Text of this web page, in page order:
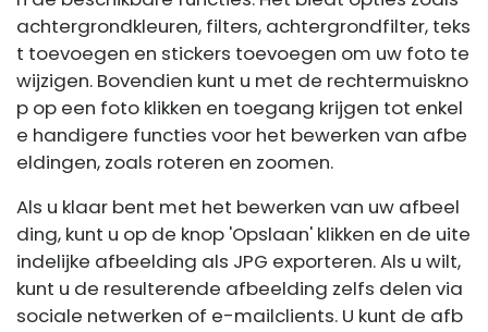
achtergrondkleuren, filters, achtergrondfilter, teks
t toevoegen en stickers toevoegen om uw foto te
wijzigen. Bovendien kunt u met de rechtermuiskno
p op een foto klikken en toegang krijgen tot enkel
e handigere functies voor het bewerken van afbe
eldingen, zoals roteren en zoomen.
Als u klaar bent met het bewerken van uw afbeel
ding, kunt u op de knop 'Opslaan' klikken en de uite
indelijke afbeelding als JPG exporteren. Als u wilt,
kunt u de resulterende afbeelding zelfs delen via
sociale netwerken of e-mailclients. U kunt de afb